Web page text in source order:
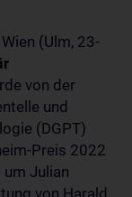
(Ulm, 23-
von der
und
(DGPT)
Preis 2022
Julian
von Harald